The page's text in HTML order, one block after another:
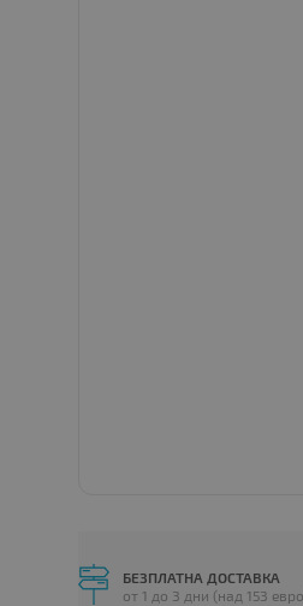
БЕЗПЛАТНА ДОСТАВКА
от 1 до 3 дни (над 153